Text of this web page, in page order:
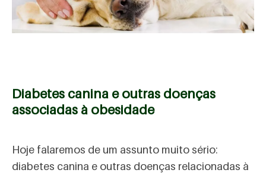
Diabetes canina e outras doenças
associadas à obesidade
Hoje falaremos de um assunto muito sério:
diabetes canina e outras doenças relacionadas à